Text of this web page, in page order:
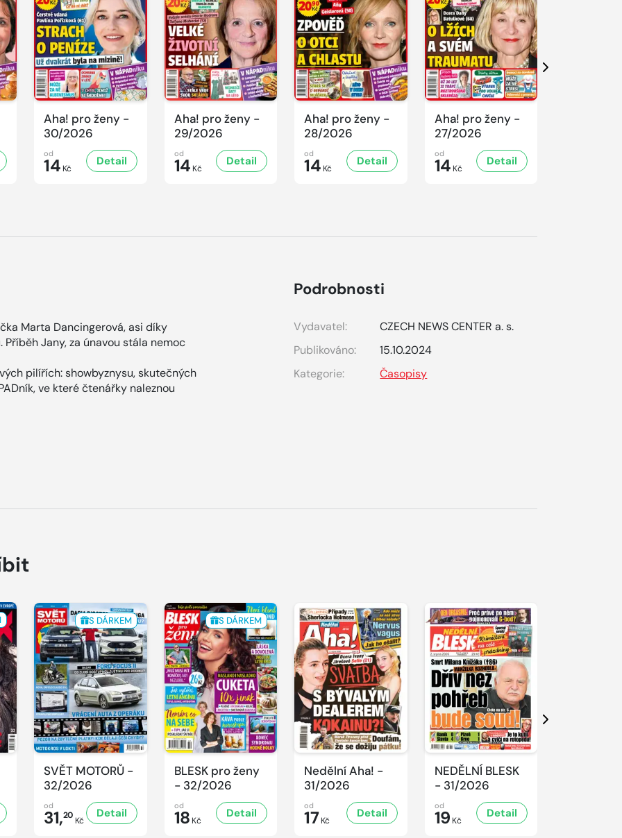
Aha! pro ženy -
30/2026
od
14 Kč
Detail
Aha! pro ženy -
29/2026
od
14 Kč
Detail
Aha! pro ženy -
28/2026
od
14 Kč
Detail
Aha! pro ženy -
27/2026
od
14 Kč
Detail
Další
Marta Dancingerová, asi díky
Jany, za únavou stála nemoc
pilířích: showbyznysu, skutečných
ve které čtenářky naleznou
Podrobnosti
Vydavatel:
CZECH NEWS CENTER a. s.
Publikováno:
15.10.2024
Kategorie:
Časopisy
S DÁRKEM
SVĚT MOTORŮ -
32/2026
od
31,20 Kč
Detail
S DÁRKEM
BLESK pro ženy
- 32/2026
od
18 Kč
Detail
Nedělní Aha! -
31/2026
od
17 Kč
Detail
NEDĚLNÍ BLESK
- 31/2026
od
19 Kč
Detail
Další